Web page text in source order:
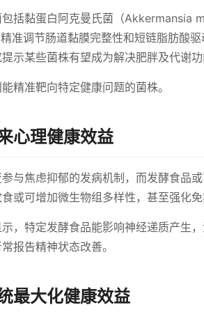
包括黏蛋白阿克曼氏菌（Akkermansia
准调节肠道黏膜完整性和短链脂肪酸
示某些菌株有望成为解决肥胖及代谢
精准靶向特定健康问题的菌株。
心理健康效益
与焦虑抑郁的发病机制，而发酵食品
或可增加微生物组多样性，甚至强化免
，特定发酵食品能影响神经递质产生
报告精神状态改善。
最大化健康效益